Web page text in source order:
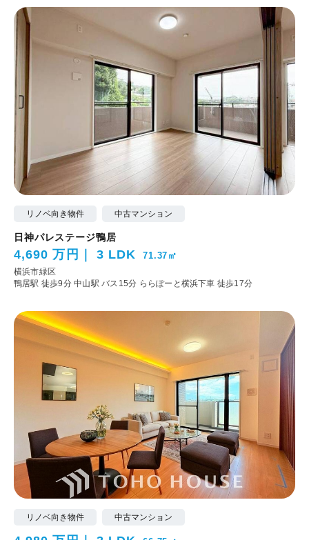
リノベ向き物件 中古マンション
日神パレステージ鴨居
4,690 万円 3 LDK 71.37㎡
横浜市緑区
鴨居駅 徒歩9分中山駅 バス15分 ららぽーと横浜下車 徒歩17分
リノベ向き物件 中古マンション